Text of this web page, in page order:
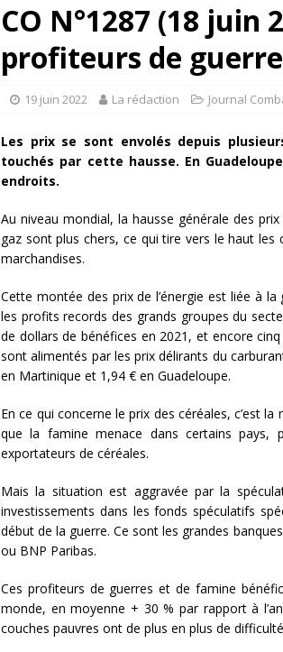
CO N°1287 (18 juin
profiteurs de
19 juin 2022 La rédaction Journal
Les prix se sont envolés depuis
touchés par cette hausse. En
endroits.
Au niveau mondial, la hausse générale des prix
gaz sont plus chers, ce qui tire vers le haut
marchandises.
Cette montée des prix de l’énergie est liée à
les profits records des grands groupes du
de dollars de bénéfices en 2021, et encore
sont alimentés par les prix délirants du
en Martinique et 1,94 € en Guadeloupe.
En ce qui concerne le prix des céréales, c’est
que la famine menace dans certains pays,
exportateurs de céréales.
Mais la situation est aggravée par la
investissements dans les fonds spéculatifs
début de la guerre. Ce sont les grandes
ou BNP Paribas.
Ces profiteurs de guerres et de famine
monde, en moyenne + 30 % par rapport à
couches pauvres ont de plus en plus de